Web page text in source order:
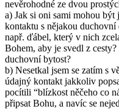
nevěrohodné ze dvou
a) Jak si oni sami mohou
kontaktu s nějakou
např. ďábel, který v nich
Bohem, aby je svedl z
duchovní bytost?
b) Nesetkal jsem se zatím s
údajný kontakt jakkoliv
pocítili “blízkost něčeho co
připsat Bohu, a navíc se